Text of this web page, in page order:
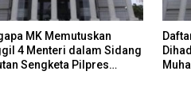
MK Memutuskan
4 Menteri dalam Sidang
Sengketa Pilpres